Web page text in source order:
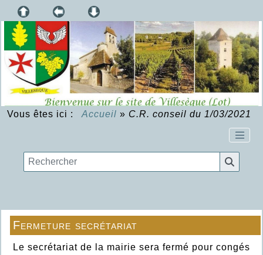
Vous êtes ici : Accueil » C.R. conseil du 1/03/2021
Fermeture secrétariat
Le secrétariat de la mairie sera fermé pour congés